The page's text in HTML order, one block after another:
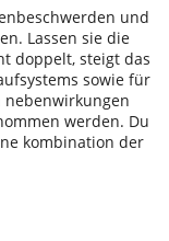
und
Lassen sie die
doppelt, steigt das
sowie für
werden. Du
kombination der